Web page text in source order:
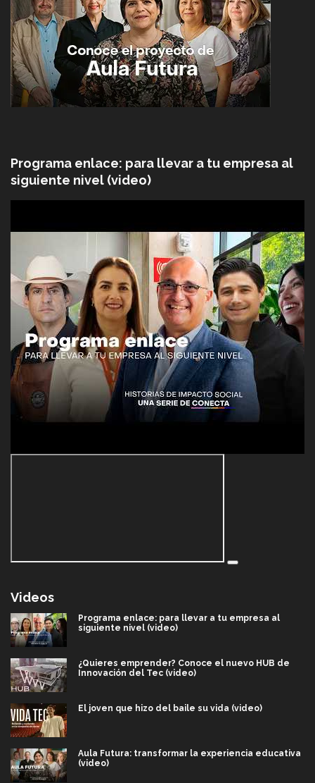
Programa enlace: para llevar a tu empresa al
siguiente nivel (video)
Videos
Programa enlace: para llevar a tu empresa al
siguiente nivel (video)
¿Quieres emprender? Conoce el nuevo HUB de
Innovación del Tec (video)
El joven que hizo del baile su vida (video)
Aula Futura: transformar la experiencia educativa
(video)